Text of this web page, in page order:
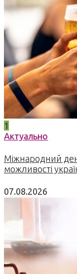
1
Актуально
Міжнародний
можливості
07.08.2026